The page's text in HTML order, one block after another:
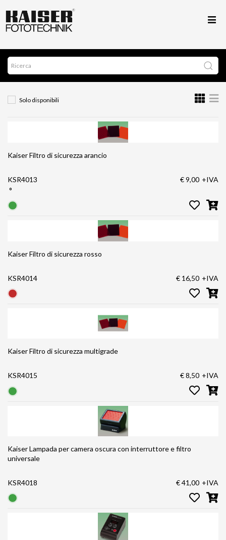
Solo disponibili
Kaiser Filtro di sicurezza arancio
KSR4013
°
€ 9,00 +IVA
Kaiser Filtro di sicurezza rosso
KSR4014 € 16,50 +IVA
Kaiser Filtro di sicurezza multigrade
KSR4015 € 8,50 +IVA
Kaiser Lampada per camera oscura con interruttore e filtro
universale
KSR4018 € 41,00 +IVA